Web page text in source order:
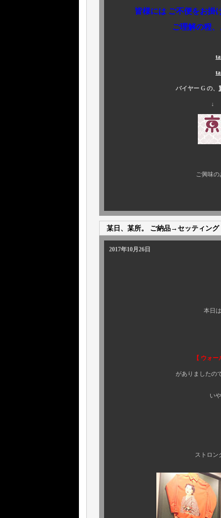
皆様には ご不便をお掛け
ご理解の程、よろし
バイヤー G の、
↓
ご興味
某日、某所。 ご納品→セッティング
2017年10月26日
本日はいつもと趣向
【 ウォールクロック2点
がありましたので、早速に
いやはや、良いモ
ストロングでパワフルな